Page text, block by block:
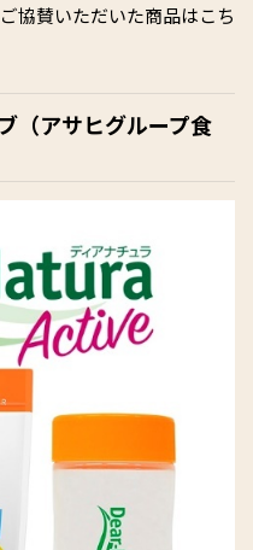
協賛いただいた商品はこち
（アサヒグループ食